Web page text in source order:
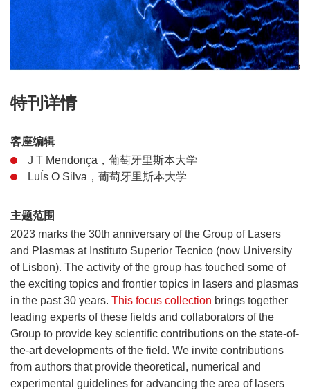
特刊详情
客座编辑
J T Mendonça，葡萄牙里斯本大学
LuÍs O Silva，葡萄牙里斯本大学
主题范围
2023 marks the 30th anniversary of the Group of Lasers
and Plasmas at Instituto Superior Tecnico (now University
of Lisbon). The activity of the group has touched some of
the exciting topics and frontier topics in lasers and plasmas
in the past 30 years. This focus collection brings together
leading experts of these fields and collaborators of the
Group to provide key scientific contributions on the state-of-
the-art developments of the field. We invite contributions
from authors that provide theoretical, numerical and
experimental guidelines for advancing the area of lasers